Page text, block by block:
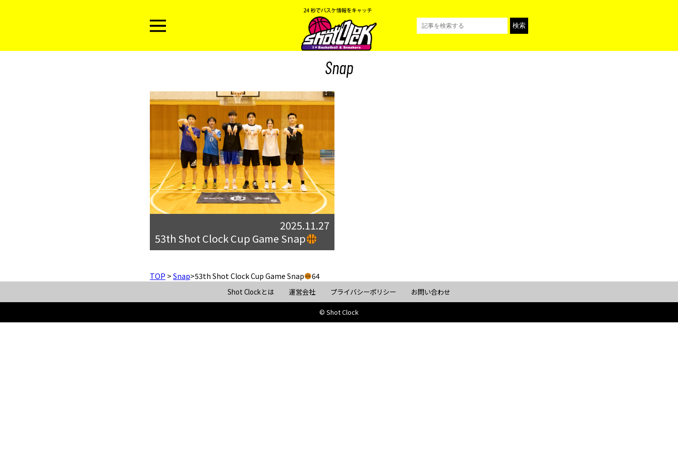
Snap
2025.11.27
53th Shot Clock Cup Game Snap
TOP > Snap>53th Shot Clock Cup Game Snap 64
Shot Clockとは 運営会社 プライバシーポリシー お問い合わせ
© Shot Clock